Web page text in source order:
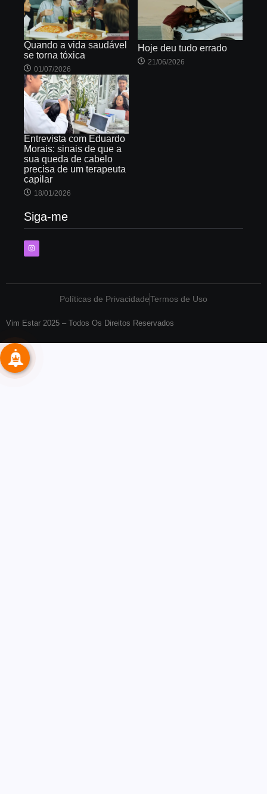
Quando a vida saudável
se torna tóxica
01/07/2026
Hoje deu tudo errado
21/06/2026
Entrevista com Eduardo
Morais: sinais de que a
sua queda de cabelo
precisa de um terapeuta
capilar
18/01/2026
Siga-me
Políticas de PrivacidadeTermos de Uso
Vim Estar 2025 – Todos Os Direitos Reservados